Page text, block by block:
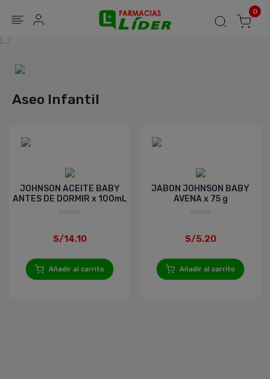
Seguir mi pedido 0
Aseo Infantil
JOHNSON ACEITE BABY
ANTES DE DORMIR x 100mL
Unidad
S/14.10
Añadir al carrito
JABON JOHNSON BABY
AVENA x 75 g
Unidad
S/5.20
Añadir al carrito